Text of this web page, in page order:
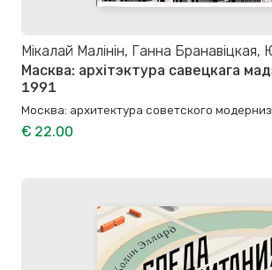
Мікалай Малінін, Ганна Бранавіцкая,
Масква: архітэктура савецкага
1991
Москва: архитектура советского
€ 22.00